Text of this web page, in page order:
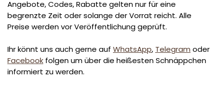
Angebote, Codes, Rabatte gelten nur für eine
begrenzte Zeit oder solange der Vorrat reicht. Alle
Preise werden vor Veröffentlichung geprüft.
Ihr könnt uns auch gerne auf WhatsApp, Telegram oder
Facebook folgen um über die heißesten Schnäppchen
informiert zu werden.